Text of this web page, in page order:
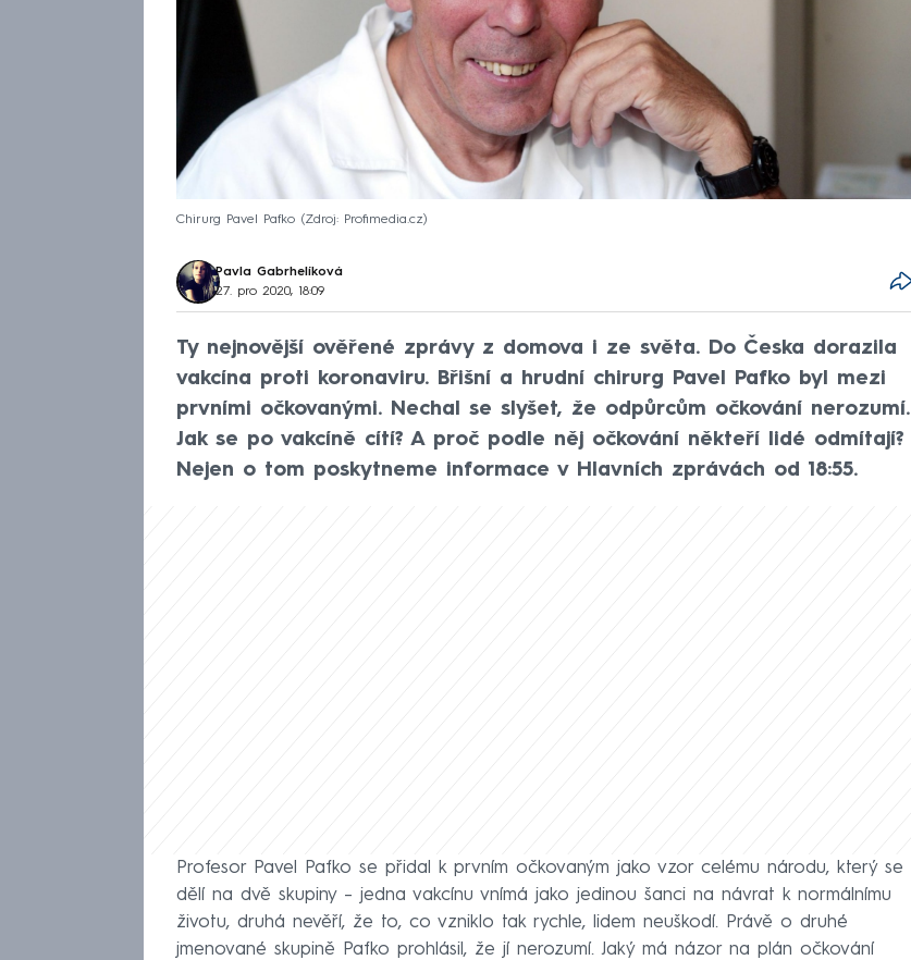
Chirurg Pavel Pafko Zdroj: Profimedia.cz
Pavla Gabrhelíková
27. pro 2020, 18:09
Ty nejnovější ověřené zprávy z domova i ze světa. Do Česka dorazila
vakcína proti koronaviru. Břišní a hrudní chirurg Pavel Pafko byl mezi
prvními očkovanými. Nechal se slyšet, že odpůrcům očkování nerozumí.
Jak se po vakcíně cítí? A proč podle něj očkování někteří lidé odmítají?
Nejen o tom poskytneme informace v Hlavních zprávách od 18:55.
Profesor Pavel Pafko se přidal k prvním očkovaným jako vzor celému národu, který se
dělí na dvě skupiny – jedna vakcínu vnímá jako jedinou šanci na návrat k normálnímu
životu, druhá nevěří, že to, co vzniklo tak rychle, lidem neuškodí. Právě o druhé
jmenované skupině Pafko prohlásil, že jí nerozumí. Jaký má názor na plán očkování